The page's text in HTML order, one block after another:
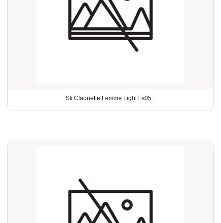
Sti Claquette Femme Light Fs05...